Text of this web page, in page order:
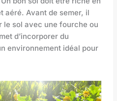
aéré. Avant de semer, il
sol avec une fourche ou
d’incorporer du
environnement idéal pour